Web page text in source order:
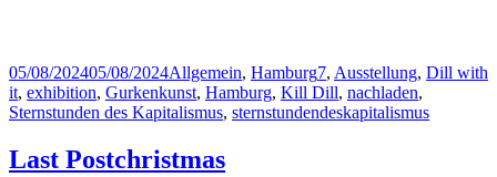
Geberit
Posted
on
05/08/202405/08/2024Categories
Allgemein, HamburgTags
7, Ausstellung, Dill with
it, exhibition, Gurkenkunst, Hamburg, Kill Dill, nachladen,
Sternstunden des Kapitalismus, sternstundendeskapitalismus
Last Postchristmas